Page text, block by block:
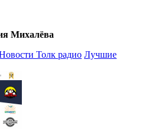
Михалёва
Толк радио Лучшие